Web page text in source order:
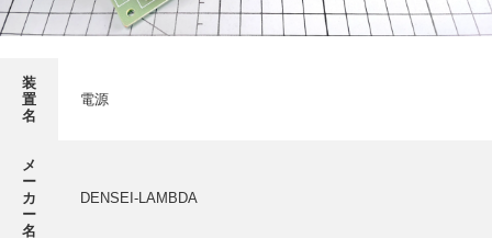
採用情報
環境への取り組み
装
置
名
電源
メ
ー
カ
ー
名
DENSEI-LAMBDA